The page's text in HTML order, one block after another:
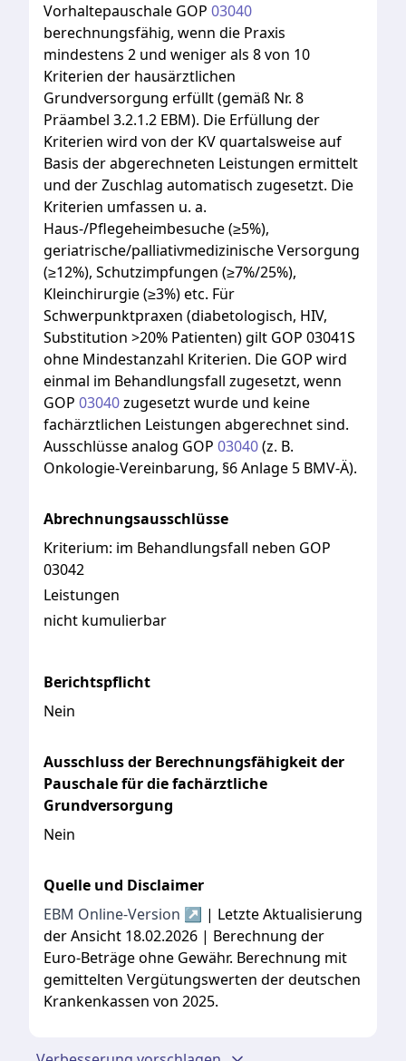
Vorhaltepauschale GOP 03040
berechnungsfähig, wenn die Praxis
mindestens 2 und wenigerals 8von 10
Kriterien der hausärztlichen
Grundversorgung erfüllt(gemäß Nr. 8
Präambel 3.2.1.2 EBM). Die Erfüllung der
Kriterien wird von der KVquartalsweiseauf
Basis derabgerechneten Leistungen ermittelt
und derZuschlag automatisch zugesetzt. Die
Kriterien umfassen u. a.
Haus-/Pflegeheimbesuche(≥5%),
geriatrische/palliativmedizinischeVersorgung
(≥12%), Schutzimpfungen (≥7%/25%),
Kleinchirurgie(≥3%)etc. Für
Schwerpunktpraxen (diabetologisch, HIV,
Substitution >20% Patienten)gilt GOP 03041S
ohne Mindestanzahl Kriterien. Die GOP wird
einmal im Behandlungsfall zugesetzt, wenn
GOP 03040zugesetztwurde und keine
fachärztlichen Leistungen abgerechnetsind.
Ausschlüsseanalog GOP 03040(z. B.
Onkologie-Vereinbarung, §6Anlage 5 BMV-Ä).
Abrechnungsausschlüsse
Kriterium: im Behandlungsfall neben GOP
03042
Leistungen
nicht kumulierbar
Berichtspflicht
Nein
Ausschluss der Berechnungsfähigkeit der
Pauschale für die fachärztliche
Grundversorgung
Nein
Quelle und Disclaimer
EBM Online-Version ↗ | Letzte Aktualisierung
der Ansicht 18.02.2026 | Berechnung der
Euro-Beträge ohne Gewähr. Berechnung mit
gemittelten Vergütungswerten der deutschen
Krankenkassen von 2025.